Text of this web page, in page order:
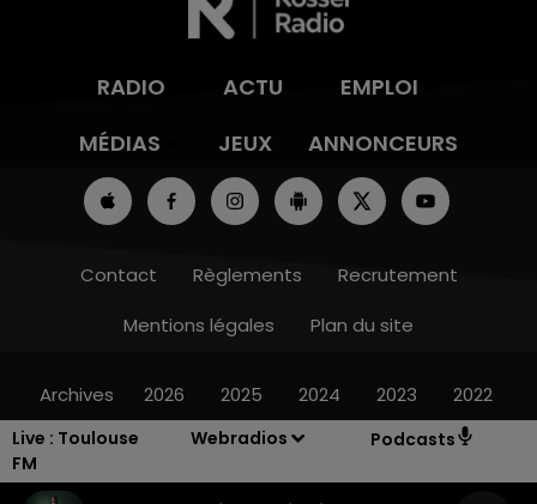
Live : Toulouse
FM
Webradios Podcasts
RADIO ACTU
EMPLOI
MÉDIAS
JEUX ANNONCEURS
Contact Règlements
Recrutement
Mentions légales
Plan du site
Archives 2026 2025 2024 2023 2022